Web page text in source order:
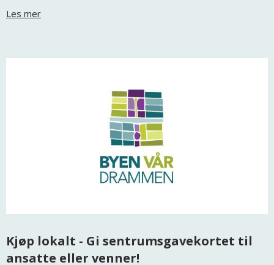
Les mer
Kjøp lokalt - Gi sentrumsgavekortet til
ansatte eller venner!